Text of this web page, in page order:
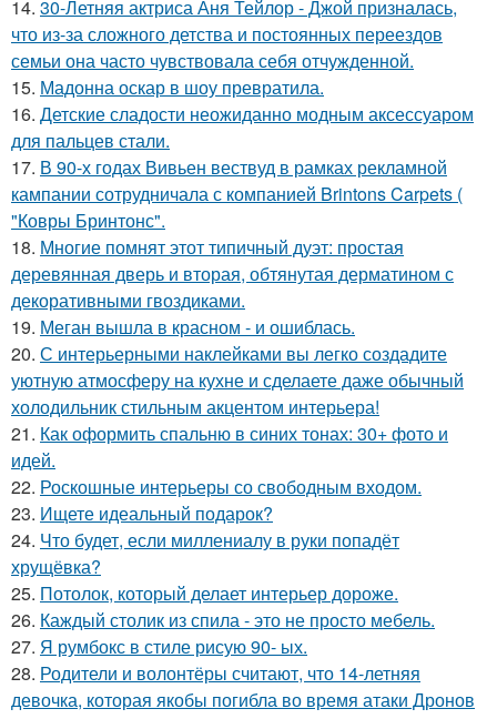
14. 30-Летняя актриса Аня Тейлор - Джой призналась,
что из-за сложного детства и постоянных переездов
семьи она часто чувствовала себя отчужденной.
15. Мадонна оскар в шоу превратила.
16. Детские сладости неожиданно модным аксессуаром
для пальцев стали.
17. В 90-х годах Вивьен вествуд в рамках рекламной
кампании сотрудничала с компанией Brintons Carpets (
"Ковры Бринтонс".
18. Многие помнят этот типичный дуэт: простая
деревянная дверь и вторая, обтянутая дерматином с
декоративными гвоздиками.
19. Меган вышла в красном - и ошиблась.
20. С интерьерными наклейками вы легко создадите
уютную атмосферу на кухне и сделаете даже обычный
холодильник стильным акцентом интерьера!
21. Как оформить спальню в синих тонах: 30+ фото и
идей.
22. Роскошные интерьеры со свободным входом.
23. Ищете идеальный подарок?
24. Что будет, если миллениалу в руки попадёт
хрущёвка?
25. Потолок, который делает интерьер дороже.
26. Каждый столик из спила - это не просто мебель.
27. Я румбокс в стиле рисую 90- ых.
28. Родители и волонтёры считают, что 14-летняя
девочка, которая якобы погибла во время атаки Дронов